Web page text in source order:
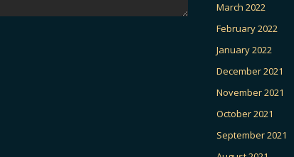
March 2022
February 2022
January 2022
December 2021
November 2021
October 2021
September 2021